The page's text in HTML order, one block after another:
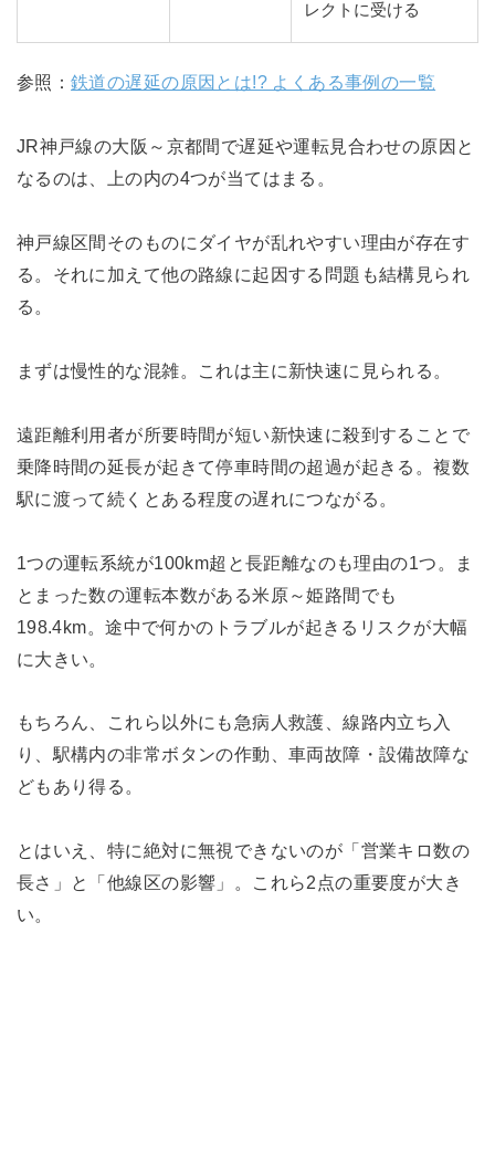
レクトに受ける
参照：鉄道の遅延の原因とは!? よくある事例の一覧
JR神戸線の大阪～京都間で遅延や運転見合わせの原因と
なるのは、上の内の4つが当てはまる。
神戸線区間そのものにダイヤが乱れやすい理由が存在す
る。それに加えて他の路線に起因する問題も結構見られ
る。
まずは慢性的な混雑。これは主に新快速に見られる。
遠距離利用者が所要時間が短い新快速に殺到することで
乗降時間の延長が起きて停車時間の超過が起きる。複数
駅に渡って続くとある程度の遅れにつながる。
1つの運転系統が100km超と長距離なのも理由の1つ。ま
とまった数の運転本数がある米原～姫路間でも
198.4km。途中で何かのトラブルが起きるリスクが大幅
に大きい。
もちろん、これら以外にも急病人救護、線路内立ち入
り、駅構内の非常ボタンの作動、車両故障・設備故障な
どもあり得る。
とはいえ、特に絶対に無視できないのが「営業キロ数の
長さ」と「他線区の影響」。これら2点の重要度が大き
い。